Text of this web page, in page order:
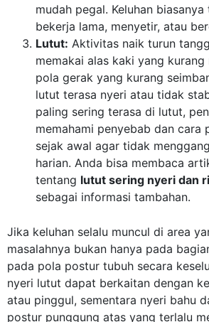
mudah pegal. Keluhan
bekerja lama, menyetir, atau
Lutut: Aktivitas naik turun
memakai alas kaki yang kurang
pola gerak yang kurang
lutut terasa nyeri atau tidak
paling sering terasa di lutut,
memahami penyebab dan cara
sejak awal agar tidak
harian. Anda bisa membaca
tentang lutut sering nyeri dan
sebagai informasi tambahan.
Jika keluhan selalu muncul di area
masalahnya bukan hanya pada
pada pola postur tubuh secara
nyeri lutut dapat berkaitan dengan
atau pinggul, sementara nyeri bahu
postur punggung atas yang terlalu